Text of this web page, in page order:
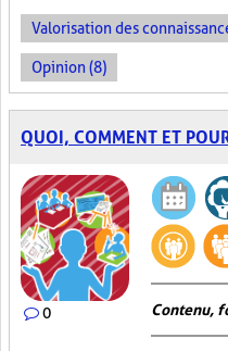
Valorisation des
Opinion (8)
QUOI, COMMENT ET
0 Contenu,